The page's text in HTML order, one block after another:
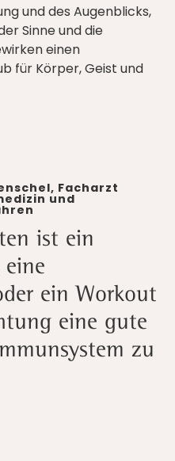
und des Augenblicks,
Sinne und die
einen
für Körper, Geist und
Facharzt
und
ist ein
eine
ein Workout
eine gute
zu